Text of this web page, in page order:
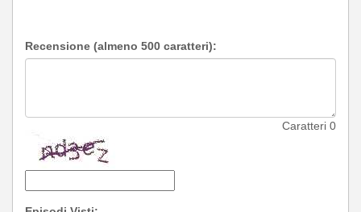
Recensione (almeno 500 caratteri):
Caratteri 0